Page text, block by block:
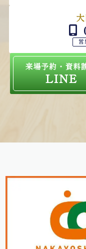
営
来場予約・資料
LINE